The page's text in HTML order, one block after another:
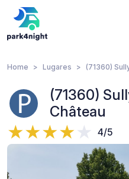
Home Lugares (71360)
(71360)
Château
4/5